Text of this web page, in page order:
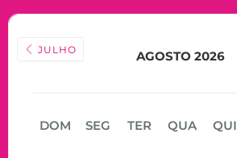
JULHO AGOSTO 2026
DOM SEG TER QUA QUI